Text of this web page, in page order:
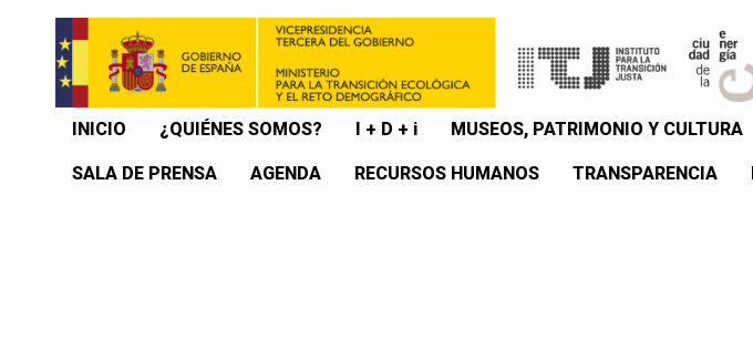
INICIO ¿QUIÉNES SOMOS? I + D + i MUSEOS, PATRIMONIO Y CULTURA
SALA DE PRENSA AGENDA RECURSOS HUMANOS TRANSPARENCIA